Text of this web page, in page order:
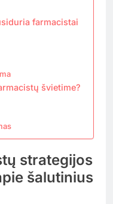
farmacistai
švietime?
strategijos
šalutinius